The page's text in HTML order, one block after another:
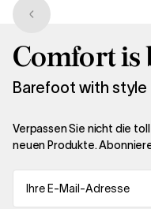
Comfort is
Barefoot with style
Verpassen Sie nicht die
neuen Produkte.